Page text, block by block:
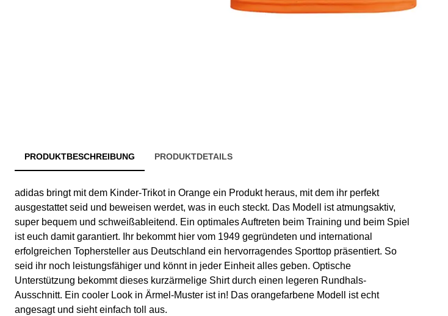
PRODUKTBESCHREIBUNG PRODUKTDETAILS
adidas bringt mit dem Kinder-Trikot in Orange ein Produkt heraus, mit dem ihr perfekt
ausgestattet seid und beweisen werdet, was in euch steckt. Das Modell ist atmungsaktiv,
super bequem und schweißableitend. Ein optimales Auftreten beim Training und beim Spiel
ist euch damit garantiert. Ihr bekommt hier vom 1949 gegründeten und international
erfolgreichen Tophersteller aus Deutschland ein hervorragendes Sporttop präsentiert. So
seid ihr noch leistungsfähiger und könnt in jeder Einheit alles geben. Optische
Unterstützung bekommt dieses kurzärmelige Shirt durch einen legeren Rundhals-
Ausschnitt. Ein cooler Look in Ärmel-Muster ist in! Das orangefarbene Modell ist echt
angesagt und sieht einfach toll aus.